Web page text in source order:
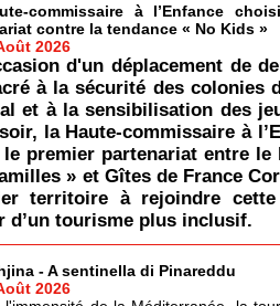
commissaire à l’Enfance
contre la tendance « No Kids »
2026
d'un déplacement de
à la sécurité des colonies
et à la sensibilisation des
la Haute-commissaire à
le premier partenariat entre le
» et Gîtes de France
territoire à rejoindre
d’un tourisme plus inclusif.
- A sentinella di Pinareddu
2026